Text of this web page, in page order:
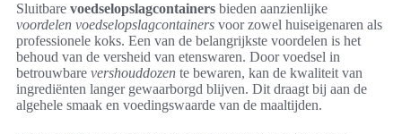
Sluitbare voedselopslagcontainers bieden aanzienlijke
voordelen voedselopslagcontainers voor zowel huiseigenaren als
professionele koks. Een van de belangrijkste voordelen is het
behoud van de versheid van etenswaren. Door voedsel in
betrouwbare vershouddozen te bewaren, kan de kwaliteit van
ingrediënten langer gewaarborgd blijven. Dit draagt bij aan de
algehele smaak en voedingswaarde van de maaltijden.